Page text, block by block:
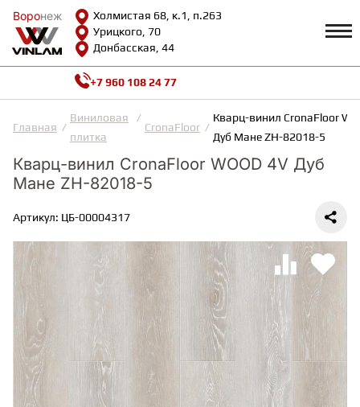
Воронеж
Холмистая 68, к.1, п.263
Урицкого, 70
Донбасская, 44
Воронеж
КАТАЛОГ Профиль
Возврат и гарантии
Сотрудничество
Видеообзоры
Как выбрать
Калькулятор
Контакты
ВИНИЛОВАЯ ПЛИТКА
ЛАМИНАТ
ИНЖЕНЕРНАЯ ДОСКА
ПАРКЕТНАЯ ДОСКА
ТЕРРАСНАЯ ДОСКА
+7 960 108 24 77
Главная
Виниловая
плитка
CronaFloor
Кварц-винил CronaFloor
Дуб Мане ZH-82018-5
Кварц-винил CronaFloor WOOD 4V Дуб
Мане ZH-82018-5
Артикул: ЦБ-00004317